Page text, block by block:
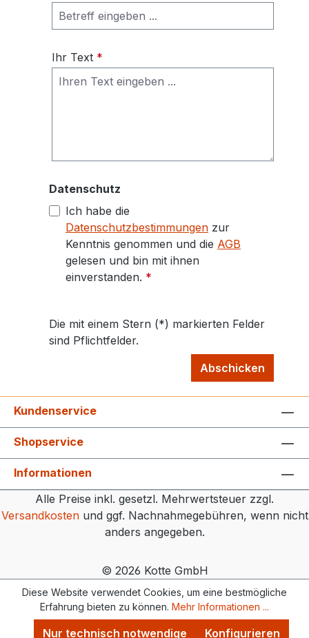
Ihr Text *
Datenschutz
Ich habe die
Datenschutzbestimmungen zur
Kenntnis genommen und die AGB
gelesen und bin mit ihnen
einverstanden. *
Die mit einem Stern (*) markierten Felder
sind Pflichtfelder.
Abschicken
Kundenservice
Shopservice
Informationen
Alle Preise inkl. gesetzl. Mehrwertsteuer zzgl.
Versandkostenund ggf. Nachnahmegebühren, wenn nicht
anders angegeben.
© 2026 Kotte GmbH
Diese Website verwendet Cookies, um eine bestmögliche
Erfahrung bieten zu können. Mehr Informationen ...
Nur technisch notwendige Konfigurieren